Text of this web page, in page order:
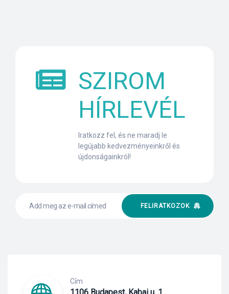
SZIROM
HÍRLEVÉL
Iratkozz fel, és ne maradj le
legújabb kedvezményeinkről és
újdonságainkról!
FELIRATKOZOK
Cím